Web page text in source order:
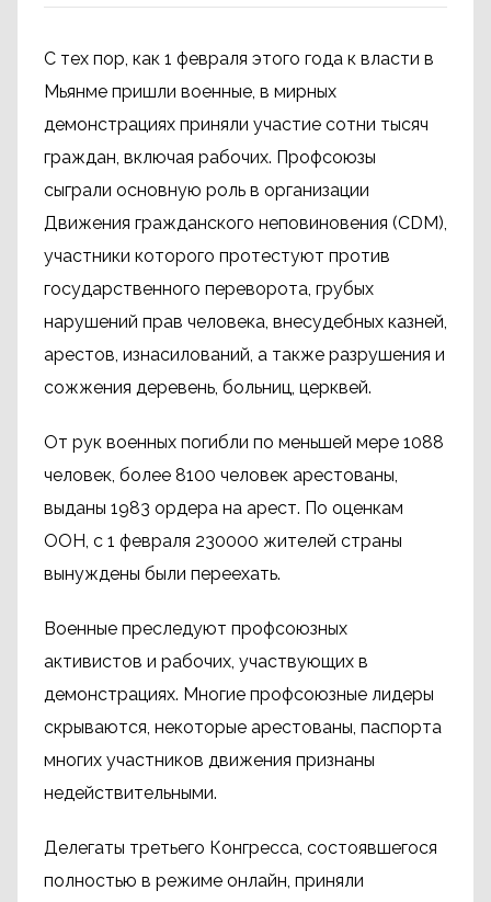
С тех пор, как 1 февраля этого года к власти в
Мьянме пришли военные, в мирных
демонстрациях приняли участие сотни тысяч
граждан, включая рабочих. Профсоюзы
сыграли основную роль в организации
Движения гражданского неповиновения (CDM),
участники которого протестуют против
государственного переворота, грубых
нарушений прав человека, внесудебных казней,
арестов, изнасилований, а также разрушения и
сожжения деревень, больниц, церквей.
От рук военных погибли по меньшей мере 1088
человек, более 8100 человек арестованы,
выданы 1983 ордера на арест. По оценкам
ООН, с 1 февраля 230000 жителей страны
вынуждены были переехать.
Военные преследуют профсоюзных
активистов и рабочих, участвующих в
демонстрациях. Многие профсоюзные лидеры
скрываются, некоторые арестованы, паспорта
многих участников движения признаны
недействительными.
Делегаты третьего Конгресса, состоявшегося
полностью в режиме онлайн, приняли